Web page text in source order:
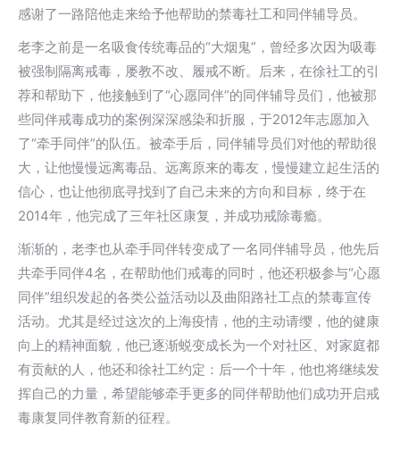
感谢了一路陪他走来给予他帮助的禁毒社工和同伴辅导员。
老李之前是一名吸食传统毒品的“大烟鬼”，曾经多次因为吸毒
被强制隔离戒毒，屡教不改、履戒不断。后来，在徐社工的引
荐和帮助下，他接触到了“心愿同伴”的同伴辅导员们，他被那
些同伴戒毒成功的案例深深感染和折服，于2012年志愿加入
了“牵手同伴”的队伍。被牵手后，同伴辅导员们对他的帮助很
大，让他慢慢远离毒品、远离原来的毒友，慢慢建立起生活的
信心，也让他彻底寻找到了自己未来的方向和目标，终于在
2014年，他完成了三年社区康复，并成功戒除毒瘾。
渐渐的，老李也从牵手同伴转变成了一名同伴辅导员，他先后
共牵手同伴4名，在帮助他们戒毒的同时，他还积极参与“心愿
同伴”组织发起的各类公益活动以及曲阳路社工点的禁毒宣传
活动。尤其是经过这次的上海疫情，他的主动请缨，他的健康
向上的精神面貌，他已逐渐蜕变成长为一个对社区、对家庭都
有贡献的人，他还和徐社工约定：后一个十年，他也将继续发
挥自己的力量，希望能够牵手更多的同伴帮助他们成功开启戒
毒康复同伴教育新的征程。